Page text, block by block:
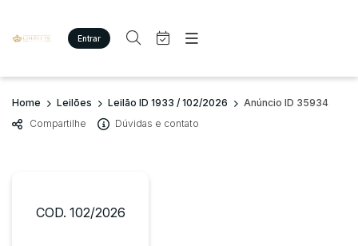
Entrar
Criar conta Entrar
Site
Agenda
Quem Somos
Imóveis
Busca por palavra-chave
Quem Somos
Home Leilões Leilão ID 1933 / 102/2026
Anúncio ID 35934
Compartilhe
Dúvidas e contato
COD. 102/2026